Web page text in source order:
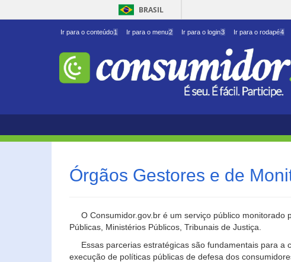
BRASIL
Ir para o conteúdo1 Ir para o menu2 Ir para o login3 Ir para o rodapé4
Órgãos Gestores e de
O Consumidor.gov.br é um serviço público
Públicas, Ministérios Públicos, Tribunais de Justiça.
Essas parcerias estratégicas são fundamentais para
execução de políticas públicas de defesa dos